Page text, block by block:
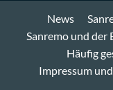
News
Sanremo und der
Häufig
Impressum